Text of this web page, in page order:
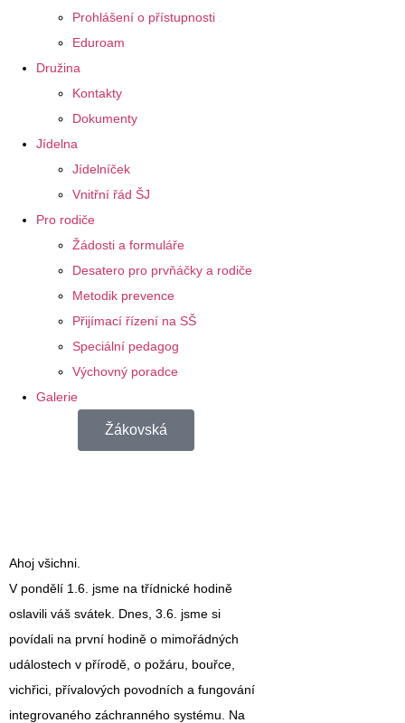
Prohlášení o přístupnosti
Eduroam
Družina
Kontakty
Dokumenty
Jídelna
Jídelníček
Vnitřní řád ŠJ
Pro rodiče
Žádosti a formuláře
Desatero pro prvňáčky a rodiče
Metodik prevence
Přijímací řízení na SŠ
Speciální pedagog
Výchovný poradce
Galerie
Žákovská
Ahoj všichni.
V pondělí 1.6. jsme na třídnické hodině
oslavili váš svátek. Dnes, 3.6. jsme si
povídali na první hodině o mimořádných
událostech v přírodě, o požáru, bouřce,
vichřici, přívalových povodních a fungování
integrovaného záchranného systému. Na